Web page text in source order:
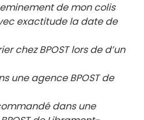
de mon colis
exactitude la date de
chez BPOST lors de d’un
une agence BPOST de
dans une